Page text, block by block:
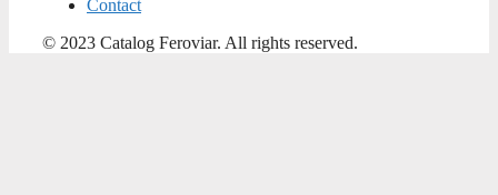
Contact
© 2023 Catalog Feroviar. All rights reserved.